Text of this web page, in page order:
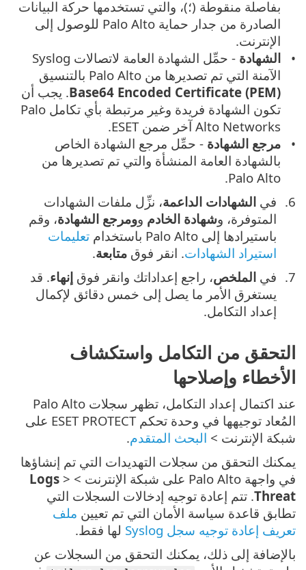
بفاصلة منقوطة (؛)، والتي تستخدمها حركة البيانات
الصادرة من جدار حماية Palo Alto للوصول إلى
الإنترنت.
الشهادة
- حمِّل الشهادة العامة لاتصالات Syslog
الآمنة التي تم تصديرها من Palo Alto بالتنسيق
Base64 Encoded Certificate (PEM). يجب أن
تكون الشهادة فريدة وغير مرتبطة بأي تكامل Palo
Alto Networks آخر ضمن ESET.
مرجع الشهادة - حمِّل مرجع الشهادة الخاص
بالشهادة العامة المنشأة والتي تم تصديرها من
Palo Alto.
في الشهادات الداعمة، نزِّل ملفات الشهادات
المتوفرة، وشهادة الخادم وومرجع الشهادة، وقم
باستيرادها إلى Palo Alto باستخدام
تعليمات
استيراد الشهادات. انقر فوق ‎ متابعة.
في الملخص، راجع إعداداتك وانقر فوق إنهاء. قد
يستغرق الأمر ما يصل إلى خمس دقائق لإكمال
إعداد التكامل.
التحقق من التكامل واستكشاف
الأخطاء وإصلاحها
عند اكتمال إعداد التكامل، تظهر سجلات Palo Alto
المُعاد توجيهها في وحدة تحكم ESET PROTECT على
شبكة الإنترنت > البحث المتقدم.
يمكنك التحقق من سجلات التهديدات التي تم إنشاؤها
في واجهة Palo Alto على شبكة الإنترنت >
Logs >
Threat. تتم إعادة توجيه إدخالات السجلات التي
تطابق قاعدة سياسة الأمان التي تم تعيين ملف
تعريف إعادة توجيه سجل Syslog
لها فقط.
بالإضافة إلى ذلك، يمكنك التحقق من السجلات عن